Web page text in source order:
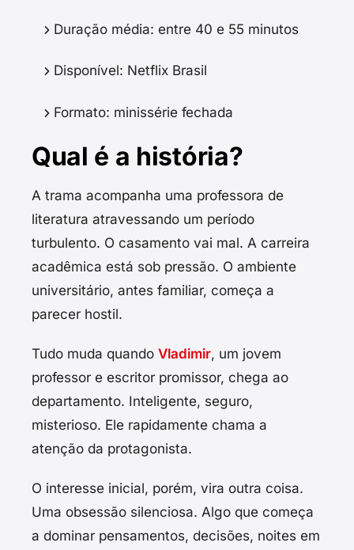
Duração média: entre 40 e 55 minutos
Disponível: Netflix Brasil
Formato: minissérie fechada
Qual é a história?
A trama acompanha uma professora de
literatura atravessando um período
turbulento. O casamento vai mal. A carreira
acadêmica está sob pressão. O ambiente
universitário, antes familiar, começa a
parecer hostil.
Tudo muda quando Vladimir, um jovem
professor e escritor promissor, chega ao
departamento. Inteligente, seguro,
misterioso. Ele rapidamente chama a
atenção da protagonista.
O interesse inicial, porém, vira outra coisa.
Uma obsessão silenciosa. Algo que começa
a dominar pensamentos, decisões, noites em